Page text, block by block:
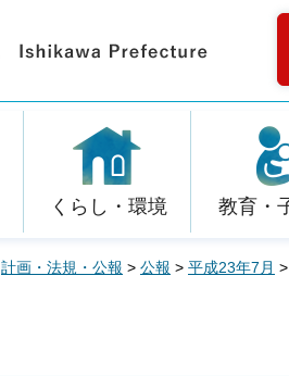
くらし・環境 教育・
計画・法規・公報 > 公報 > 平成23年7月